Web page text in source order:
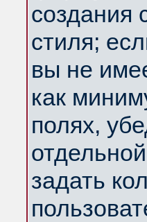
создания
стиля;
вы не
как
полях,
задать